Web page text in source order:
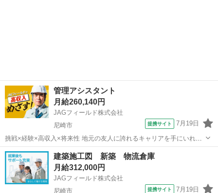
管理アシスタント
月給260,140円
JAGフィールド株式会社
尼崎市
提携サイト 7月19日
挑戦×経験×高収入×将来性 地元の友人に誇れるキャリアを手にいれよ
う！ 入社後、研修を通じて経験のない方へのサポートプログラムが充
実。 じっくりスキルを学び、３年後には誰もが知る大型プロジェクト
を担当する事もできます...
兵庫 尼崎市 その他
建築施工図 新築 物流倉庫
月給312,000円
JAGフィールド株式会社
尼崎市
提携サイト 7月19日